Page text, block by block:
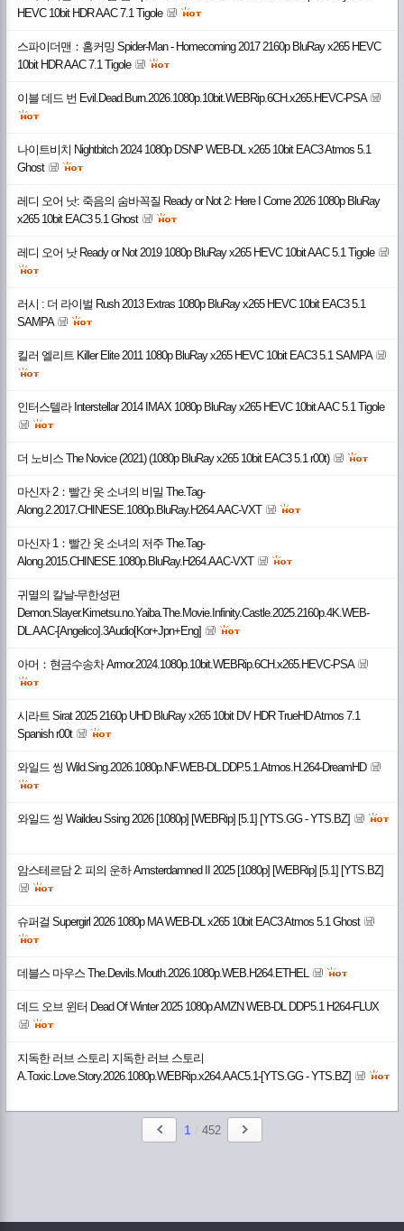
HEVC 10bit HDR AAC 7.1 Tigole
스파이더맨：홈커밍 Spider-Man - Homecoming 2017 2160p BluRay x265 HEVC
10bit HDR AAC 7.1 Tigole
이블 데드 번 Evil.Dead.Burn.2026.1080p.10bit.WEBRip.6CH.x265.HEVC-PSA
나이트비치 Nightbitch 2024 1080p DSNP WEB-DL x265 10bit EAC3 Atmos 5.1
Ghost
레디 오어 낫: 죽음의 숨바꼭질 Ready or Not 2꞉ Here I Come 2026 1080p BluRay
x265 10bit EAC3 5.1 Ghost
레디 오어 낫 Ready or Not 2019 1080p BluRay x265 HEVC 10bit AAC 5.1 Tigole
러시 : 더 라이벌 Rush 2013 Extras 1080p BluRay x265 HEVC 10bit EAC3 5.1
SAMPA
킬러 엘리트 Killer Elite 2011 1080p BluRay x265 HEVC 10bit EAC3 5.1 SAMPA
인터스텔라 Interstellar 2014 IMAX 1080p BluRay x265 HEVC 10bit AAC 5.1 Tigole
더 노비스 The Novice (2021) (1080p BluRay x265 10bit EAC3 5.1 r00t)
마신자 2：빨간 옷 소녀의 비밀 The.Tag-
Along.2.2017.CHINESE.1080p.BluRay.H264.AAC-VXT
마신자 1：빨간 옷 소녀의 저주 The.Tag-
Along.2015.CHINESE.1080p.BluRay.H264.AAC-VXT
귀멸의 칼날-무한성편
Demon.Slayer.Kimetsu.no.Yaiba.The.Movie.Infinity.Castle.2025.2160p.4K.WEB-
DL.AAC-[Angelico].3Audio[Kor+Jpn+Eng]
아머：현금수송차 Armor.2024.1080p.10bit.WEBRip.6CH.x265.HEVC-PSA
시라트 Sirat 2025 2160p UHD BluRay x265 10bit DV HDR TrueHD Atmos 7.1
Spanish r00t
와일드 씽 Wild.Sing.2026.1080p.NF.WEB-DL.DDP.5.1.Atmos.H.264-DreamHD
와일드 씽 Waildeu Ssing 2026 [1080p] [WEBRip] [5.1] [YTS.GG - YTS.BZ]
암스테르담 2: 피의 운하 Amsterdamned II 2025 [1080p] [WEBRip] [5.1] [YTS.BZ]
슈퍼걸 Supergirl 2026 1080p MA WEB-DL x265 10bit EAC3 Atmos 5.1 Ghost
데블스 마우스 The.Devils.Mouth.2026.1080p.WEB.H264.ETHEL
데드 오브 윈터 Dead Of Winter 2025 1080p AMZN WEB-DL DDP5.1 H264-FLUX
지독한 러브 스토리 지독한 러브 스토리
A.Toxic.Love.Story.2026.1080p.WEBRip.x264.AAC5.1-[YTS.GG - YTS.BZ]
1 452